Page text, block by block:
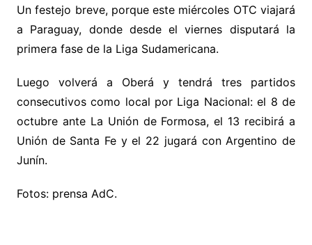
Un festejo breve, porque este miércoles OTC viajará
a Paraguay, donde desde el viernes disputará la
primera fase de la Liga Sudamericana.
Luego volverá a Oberá y tendrá tres partidos
consecutivos como local por Liga Nacional: el 8 de
octubre ante La Unión de Formosa, el 13 recibirá a
Unión de Santa Fe y el 22 jugará con Argentino de
Junín.
Fotos: prensa AdC.